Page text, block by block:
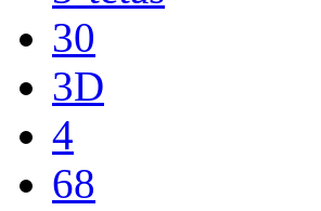
30
3D
4
68